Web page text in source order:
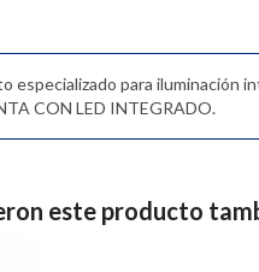
especializado para iluminación
CON LED INTEGRADO.
este producto